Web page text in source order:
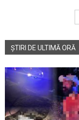
ȘTIRI DE ULTIMĂ ORĂ